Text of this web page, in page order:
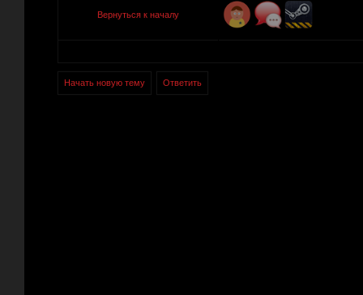
Вернуться к началу
Начать новую тему Ответить